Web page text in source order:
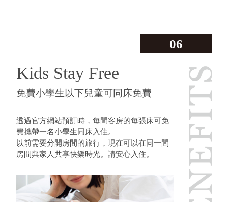
06
Kids Stay Free
免費小學生以下兒童可同床免費
透過官方網站預訂時，每間客房的每張床可免
費攜帶一名小學生同床入住。
以前需要分開房間的旅行，現在可以在同一間
房間與家人共享快樂時光。請安心入住。